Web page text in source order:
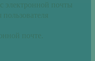
электронной почты
почте.